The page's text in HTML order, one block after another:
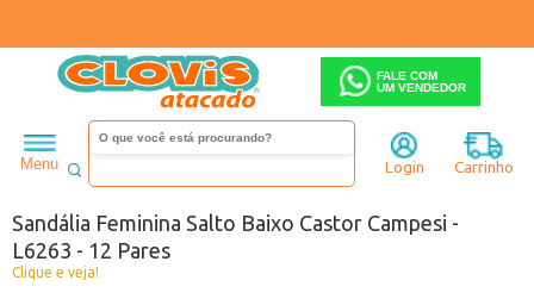
FALE COM
UM VENDEDOR
Menu Login Carrinho
Feminino Sandália Salto baixo
Sandália Feminina Salto Baixo Castor Campesi -
L6263 - 12 Pares
Clique e veja!